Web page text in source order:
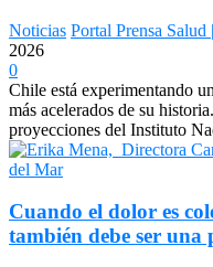
Noticias Portal Prensa
2026
0
Chile está experimentando
más acelerados de su
proyecciones del Instituto
Cuando el dolor es
también debe ser